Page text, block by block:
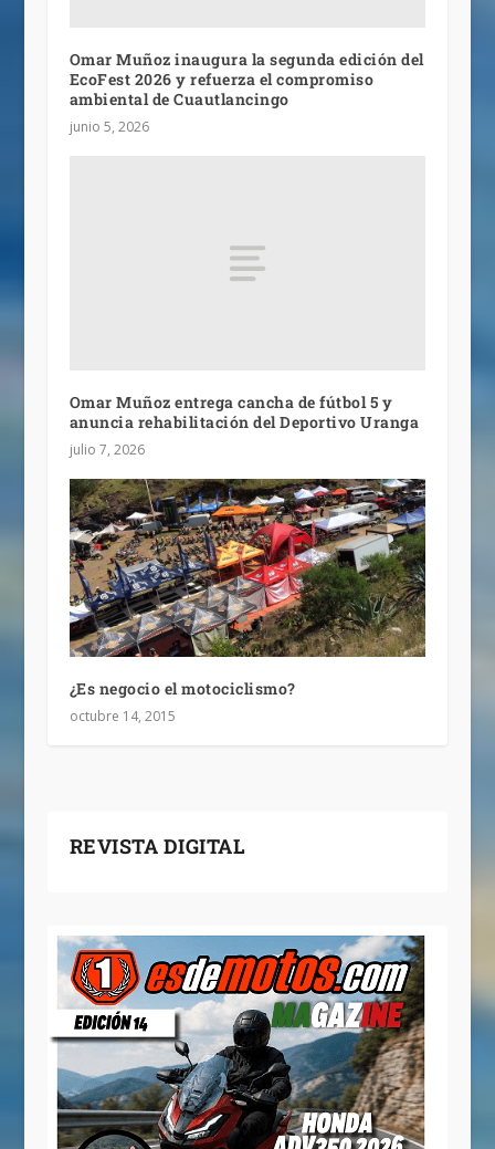
Omar Muñoz inaugura la segunda edición del
EcoFest 2026 y refuerza el compromiso
ambiental de Cuautlancingo
junio 5, 2026
Omar Muñoz entrega cancha de fútbol 5 y
anuncia rehabilitación del Deportivo Uranga
julio 7, 2026
¿Es negocio el motociclismo?
octubre 14, 2015
REVISTA DIGITAL